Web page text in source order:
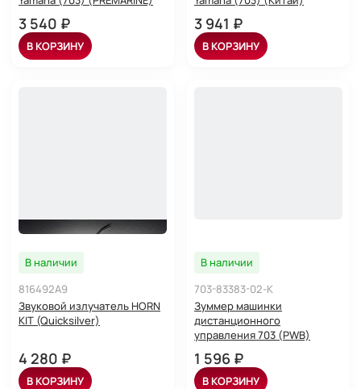
3 540 ₽
В КОРЗИНУ
3 941 ₽
В КОРЗИНУ
В наличии
816492A9
Звуковой излучатель HORN
KIT (Quicksilver)
4 280 ₽
В КОРЗИНУ
В наличии
703-83383-02-K
Зуммер машинки
дистанционного
управления 703 (PWB)
1 596 ₽
В КОРЗИНУ